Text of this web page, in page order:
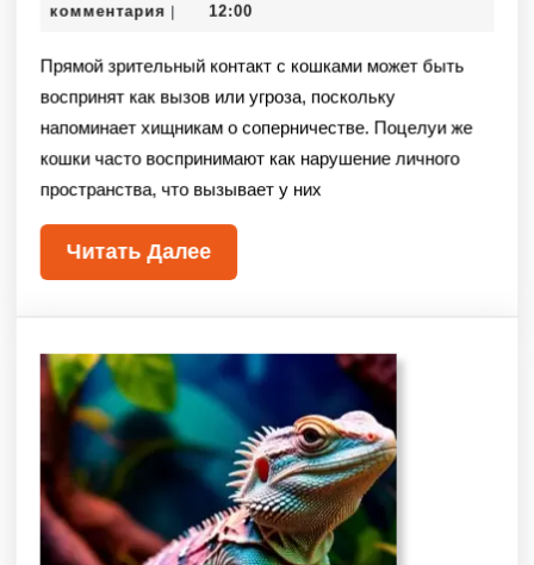
комментария | 12:00
Прямой зрительный контакт с кошками может быть
воспринят как вызов или угроза, поскольку
напоминает хищникам о соперничестве. Поцелуи же
кошки часто воспринимают как нарушение личного
пространства, что вызывает у них
Читать Далее